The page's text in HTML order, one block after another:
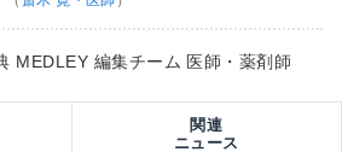
MEDLEY 編集チーム 医師・薬剤師
関連
ニュース